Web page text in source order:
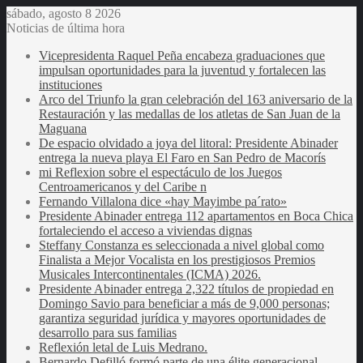
sábado, agosto 8 2026
Noticias de última hora
Vicepresidenta Raquel Peña encabeza graduaciones que
impulsan oportunidades para la juventud y fortalecen las
instituciones
Arco del Triunfo la gran celebración del 163 aniversario de la
Restauración y las medallas de los atletas de San Juan de la
Maguana
De espacio olvidado a joya del litoral: Presidente Abinader
entrega la nueva playa El Faro en San Pedro de Macorís
mi Reflexion sobre el espectáculo de los Juegos
Centroamericanos y del Caribe n
Fernando Villalona dice «hay Mayimbe pa´rato»
Presidente Abinader entrega 112 apartamentos en Boca Chica
fortaleciendo el acceso a viviendas dignas
Steffany Constanza es seleccionada a nivel global como
Finalista a Mejor Vocalista en los prestigiosos Premios
Musicales Intercontinentales (ICMA) 2026.
Presidente Abinader entrega 2,322 títulos de propiedad en
Domingo Savio para beneficiar a más de 9,000 personas;
garantiza seguridad jurídica y mayores oportunidades de
desarrollo para sus familias
Reflexión letal de Luis Medrano.